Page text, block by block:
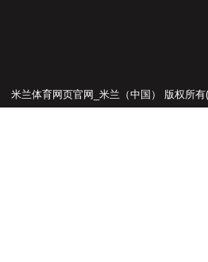
米兰体育网页官网_米兰（中国） 版权所